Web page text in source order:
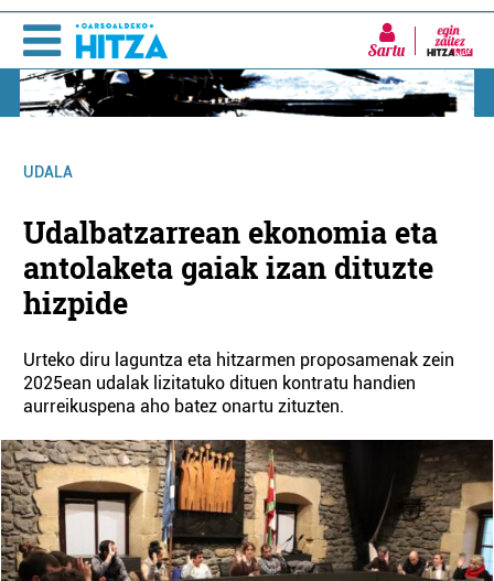
Sartu
UDALA
Udalbatzarrean ekonomia eta
antolaketa gaiak izan dituzte
hizpide
Urteko diru laguntza eta hitzarmen proposamenak zein
2025ean udalak lizitatuko dituen kontratu handien
aurreikuspena aho batez onartu zituzten.